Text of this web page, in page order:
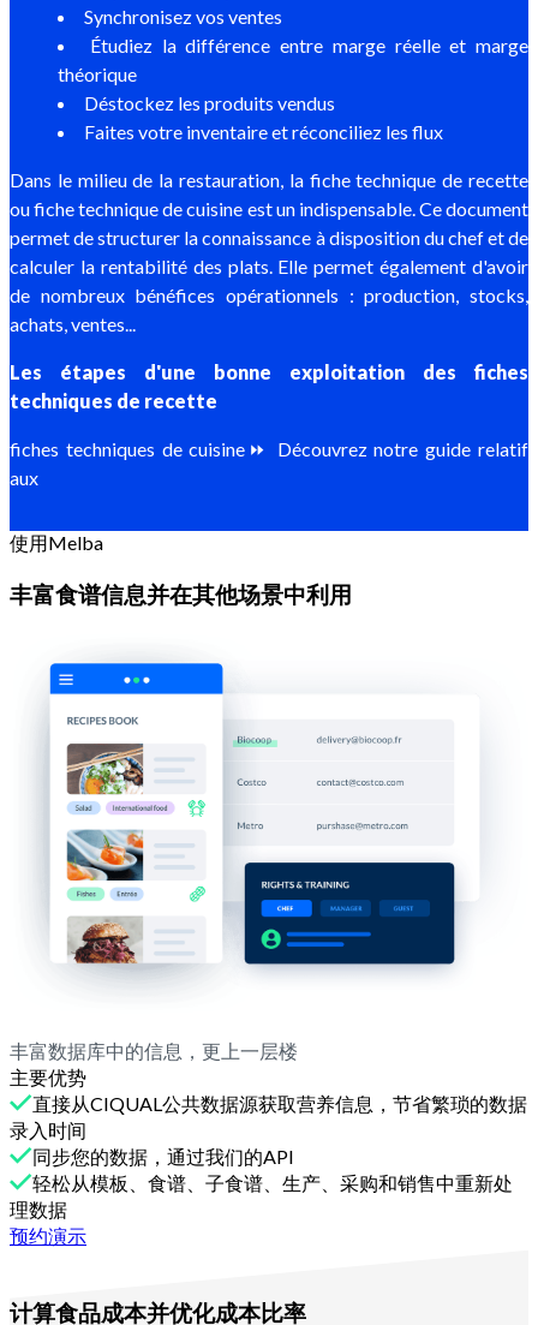
Synchronisez vos ventes
Étudiez la différence entre marge réelle et marge
théorique
Déstockez les produits vendus
Faites votre inventaire et réconciliez les flux
Dans le milieu de la restauration, la fiche technique de recette
ou fiche technique de cuisine est un indispensable. Ce document
permet de structurer la connaissance à disposition du chef et de
calculer la rentabilité des plats. Elle permet également d'avoir
de nombreux bénéfices opérationnels : production, stocks,
achats, ventes...
Les étapes d'une bonne exploitation des fiches
techniques de recette
fiches techniques de cuisine⏩ Découvrez notre guide relatif
aux
使用Melba
丰富食谱信息并在其他场景中利用
丰富数据库中的信息，更上一层楼
主要优势
直接从CIQUAL公共数据源获取营养信息，节省繁琐的数据
录入时间
同步您的数据，通过我们的API
轻松从模板、食谱、子食谱、生产、采购和销售中重新处
理数据
预约演示
计算食品成本并优化成本比率